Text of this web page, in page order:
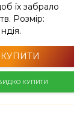
їх забрало
Розмір:
КУПИТИ
КУПИТИ